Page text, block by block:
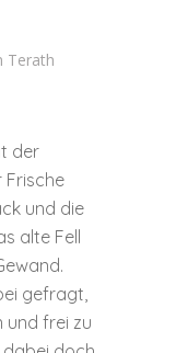
Terath
der
Frische
und die
alte Fell
gefragt,
und frei zu